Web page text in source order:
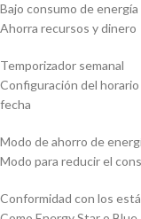
Bajo consumo de
Ahorra recursos y dinero
Temporizador semanal
Configuración del horario
fecha
Modo de ahorro de
Modo para reducir el
Conformidad con los